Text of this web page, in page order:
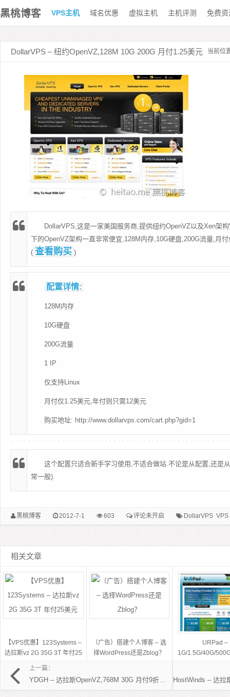
黑桃博客 VPS主机 域名优惠 虚拟主机 主机评测 免费资
当前位
DollarVPS – 纽约OpenVZ,128M 10G 200G 月付1.25美元
DollarVPS,这是一家美国服务商,提供纽约OpenVZ以及Xen架构
下的OpenVZ架构一直非常便宜,128M内存,10G硬盘,200G流量,月
( 查看购买 )
配置详情:
128M内存
10G硬盘
200G流量
1 IP
仅支持Linux
月付仅1.25美元,年付则只需12美元
购买地址: http://www.dollarvps.com/cart.php?gid=1
这个配置只适合新手学习使用,不适合做站.不论是从配置,还是
常一般).
黑桃博客 2012-7-1 603 评论未开启 DollarVPS VPS
相关文章
【VPS优惠】123Systems –
达拉斯vz 2G 35G 3T 年付25
美元
（广告）搭建个人博客 – 选
择WordPress还是Zblog？
URPad –
1G/1.5G/40G/
上一篇：
YDGH – 达拉斯OpenVZ,768M 30G 月付9折仅需4.5美元